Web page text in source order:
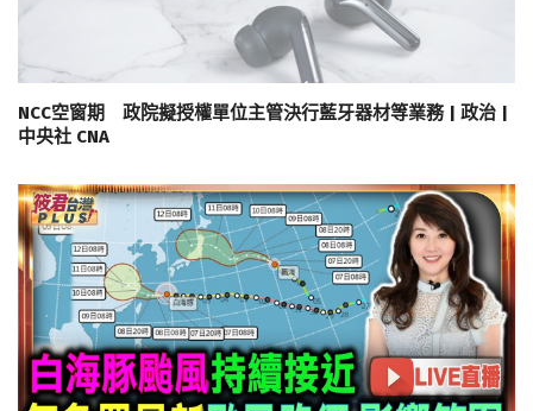
NCC空窗期 政院擬授權單位主管決行藍牙器材等業務 | 政治 |
中央社 CNA